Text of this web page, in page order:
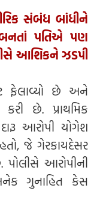
સંબંધ બાંધીને
બનતાં પતિએ પણ
આશિકને ઝડપી
ફેલાવ્યો છે અને
છે. પ્રાથમિક
આરોપી યોગેશ
જે ગેરકાયદેસર
પોલીસે આરોપીની
ગુનાહિત કેસ